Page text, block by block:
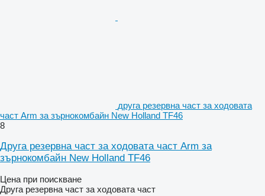
друга резервна част за ходовата
част Arm за зърнокомбайн New Holland TF46
8
Друга резервна част за ходовата част Arm за
зърнокомбайн New Holland TF46
Цена при поискване
Друга резервна част за ходовата част